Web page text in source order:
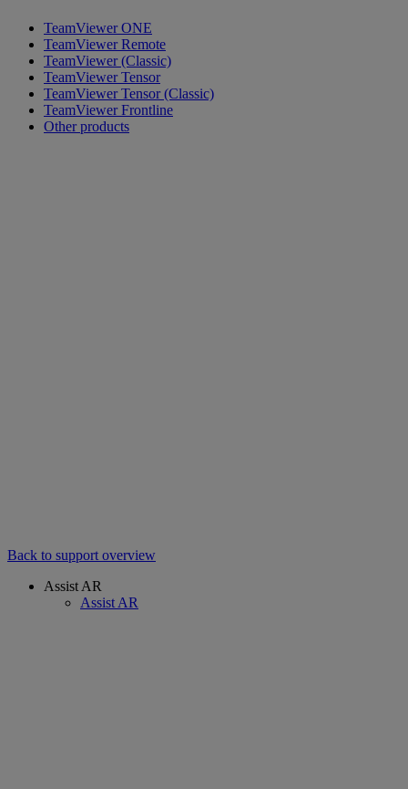
TeamViewer ONE
TeamViewer Remote
TeamViewer (Classic)
TeamViewer Tensor
TeamViewer Tensor (Classic)
TeamViewer Frontline
Other products
Back to support overview
Assist AR
Assist AR